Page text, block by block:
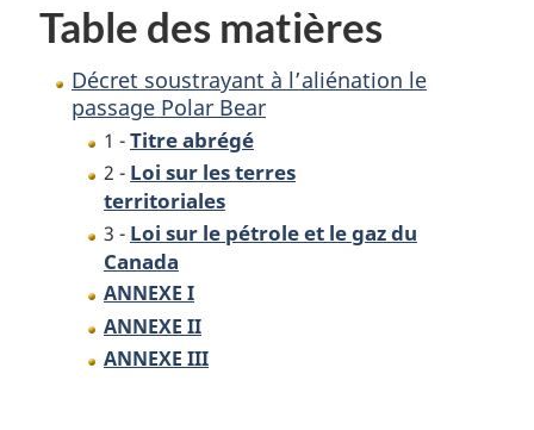
Table des matières
Décret soustrayant à l’aliénation le
passage Polar Bear
1 -Titre abrégé
2 - Loi sur les terres
territoriales
3 - Loi sur le pétrole et le gaz du
Canada
ANNEXE I
ANNEXE II
ANNEXE III